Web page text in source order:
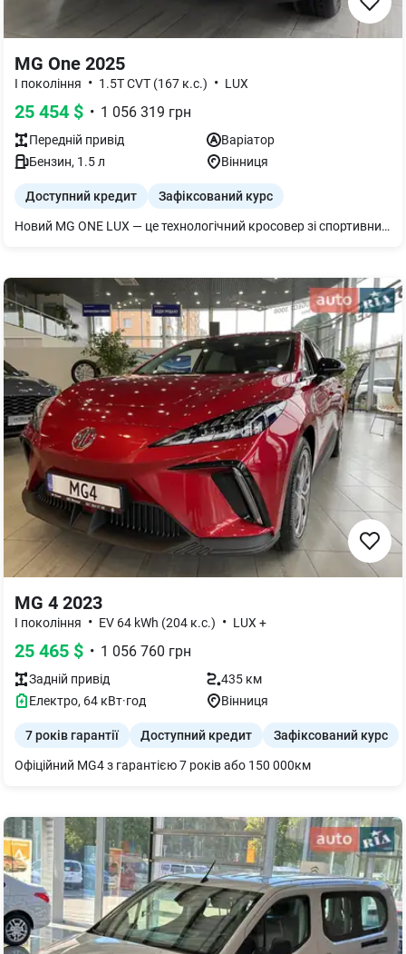
MG One 2025
I покоління • 1.5T CVT (167 к.с.) • LUX
25 454 $ • 1 056 319 грн
Передній привід
Варіатор
Бензин, 1.5л Вінниця
Доступний кредит Зафіксований курс
Новий MG ONE LUX — це технологічний кросовер зі спортивним характером, офіційною гарантією 5 років або 150 000 км пробігу.
MG 4 2023
І покоління • EV 64 kWh (204 к.с.) • LUX +
25 465 $ • 1 056 760 грн
Задній привід
435 км
Електро, 64 кВт·год Вінниця
7 років гарантії Доступний кредит Зафіксований курс
Офіційний MG4 з гарантією 7 років або 150 000км